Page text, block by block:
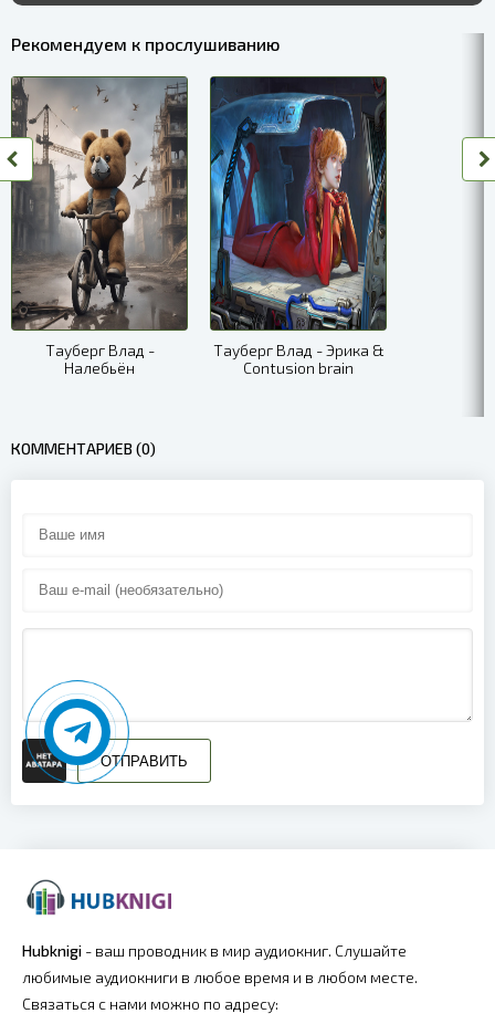
Рекомендуем к прослушиванию
Тауберг Влад -
Налебьён
Тауберг Влад - Эрика &
Contusion brain
КОММЕНТАРИЕВ (0)
ОТПРАВИТЬ
Hubknigi - ваш проводник в мир аудиокниг. Слушайте
любимые аудиокниги в любое время и в любом месте.
Связаться с нами можно по адресу: